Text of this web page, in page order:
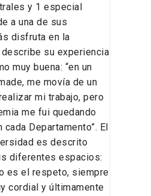
y 1 especial
a una de sus
disfruta en la
su experiencia
muy buena: “en un
me movía de un
mi trabajo, pero
me fui quedando
Departamento”. El
es descrito
diferentes espacios:
es el respeto, siempre
cordial y últimamente